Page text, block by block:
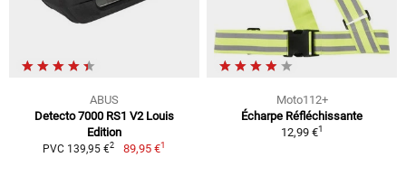
ABUS
Detecto 7000 RS1 V2 Louis
Edition
PVC 139,95 €2 89,95 €1
Moto112+
Écharpe Réfléchissante
12,99 €1